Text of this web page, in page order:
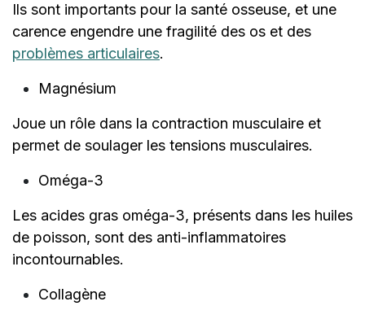
Ils sont importants pour la santé osseuse, et une
carence engendre une fragilité des os et des
problèmes articulaires.
Magnésium
Joue un rôle dans la contraction musculaire et
permet de soulager les tensions musculaires.
Oméga-3
Les acides gras oméga-3, présents dans les huiles
de poisson, sont des anti-inflammatoires
incontournables.
Collagène